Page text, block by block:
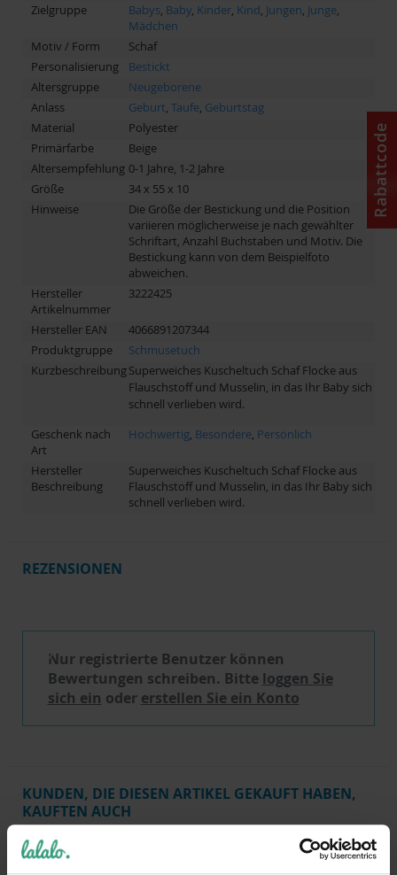
Zielgruppe
Babys, Baby, Kinder, Kind, Jungen, Junge,
Mädchen
Motiv / Form
Schaf
Personalisierung
Bestickt
Altersgruppe
Neugeborene
Anlass
Geburt, Taufe, Geburtstag
Material
Polyester
Primärfarbe
Beige
Altersempfehlung 0-1 Jahre, 1-2 Jahre
Größe
34 x 55 x 10
Hinweise
Die Größe der Bestickung und die Position
variieren möglicherweise je nach gewählter
Schriftart, Anzahl Buchstaben und Motiv. Die
Bestickung kann von dem Beispielfoto
abweichen.
Hersteller
Artikelnummer
3222425
Hersteller EAN
4066891207344
Produktgruppe
Schmusetuch
KurzbeschreibungSuperweiches Kuscheltuch Schaf Flocke aus
Flauschstoff und Musselin, in das Ihr Baby sich
schnell verlieben wird.
Geschenk nach
Art
Hochwertig, Besondere, Persönlich
Hersteller
Beschreibung
Superweiches Kuscheltuch Schaf Flocke aus
Flauschstoff und Musselin, in das Ihr Baby sich
schnell verlieben wird.
REZENSIONEN
Nur registrierte Benutzer können
Bewertungen schreiben. Bitte loggen Sie
sich ein oder erstellen Sie ein Konto
KUNDEN, DIE DIESEN ARTIKEL GEKAUFT HABEN,
KAUFTEN AUCH
VERWANDTE PRODUKTE
Rabattcode